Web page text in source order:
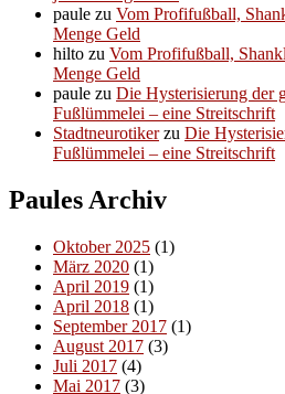
paule zu Vom Profifußball,
Menge Geld
hilto zu Vom Profifußball,
Menge Geld
paule zu Die Hysterisierung der
Fußlümmelei – eine Streitschrift
Stadtneurotikerzu Die
Fußlümmelei – eine Streitschrift
Paules Archiv
Oktober 2025 (1)
März 2020 (1)
April 2019 (1)
April 2018 (1)
September 2017 (1)
August 2017 (3)
Juli 2017 (4)
Mai 2017 (3)